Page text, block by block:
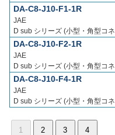
DA-C8-J10-F1-1R
JAE
D sub シリーズ (小型・角型コ
DA-C8-J10-F2-1R
JAE
D sub シリーズ (小型・角型コ
DA-C8-J10-F4-1R
JAE
D sub シリーズ (小型・角型コ
1